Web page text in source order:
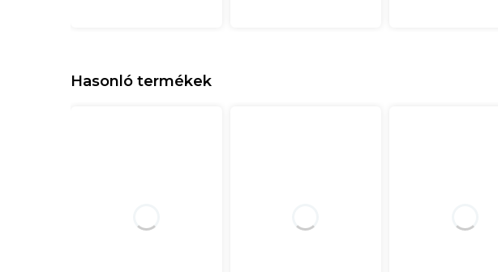
Hasonló termékek